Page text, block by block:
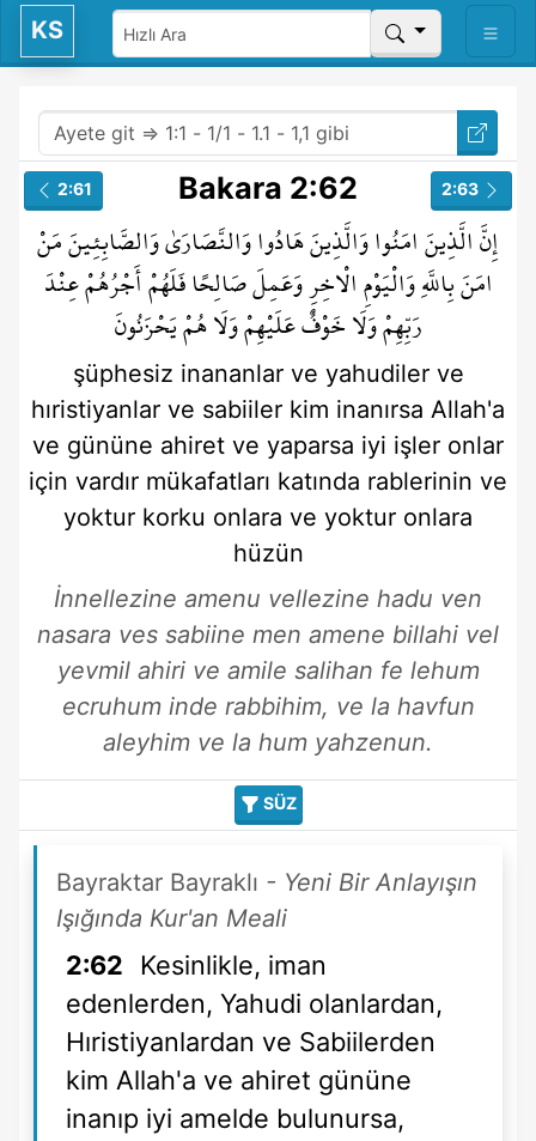
KS
2:61 2:63
Bakara 2:62
إِنَّالَّذِينَامَنُواوَالَّذِينَهَادُواوَالنَّصَارَىٰوَالصَّابِئِينَمَنْ
امَنَبِاللَّهِوَالْيَوْمِالْاخِرِوَعَمِلَصَالِحًافَلَهُمْأَجْرُهُمْعِنْدَ
رَبِّهِمْوَلَاخَوْفٌعَلَيْهِمْوَلَاهُمْيَحْزَنُونَ
şüphesiz inananlar ve yahudiler ve
hıristiyanlar ve sabiiler kim inanırsa Allah'a
ve gününe ahiret ve yaparsa iyi işler onlar
için vardır mükafatları katında rablerinin ve
yoktur korku onlara ve yoktur onlara
hüzün
İnnellezine amenu vellezine hadu ven
nasara ves sabiine men amene billahi vel
yevmil ahiri ve amile salihan fe lehum
ecruhum inde rabbihim, ve la havfun
aleyhim ve la hum yahzenun.
SÜZ
Bayraktar Bayraklı - Yeni Bir Anlayışın
Işığında Kur'an Meali
2:62
Kesinlikle, iman
edenlerden, Yahudi olanlardan,
Hıristiyanlardan ve Sabiilerden
kim Allah'a ve ahiret gününe
inanıp iyi amelde bulunursa,